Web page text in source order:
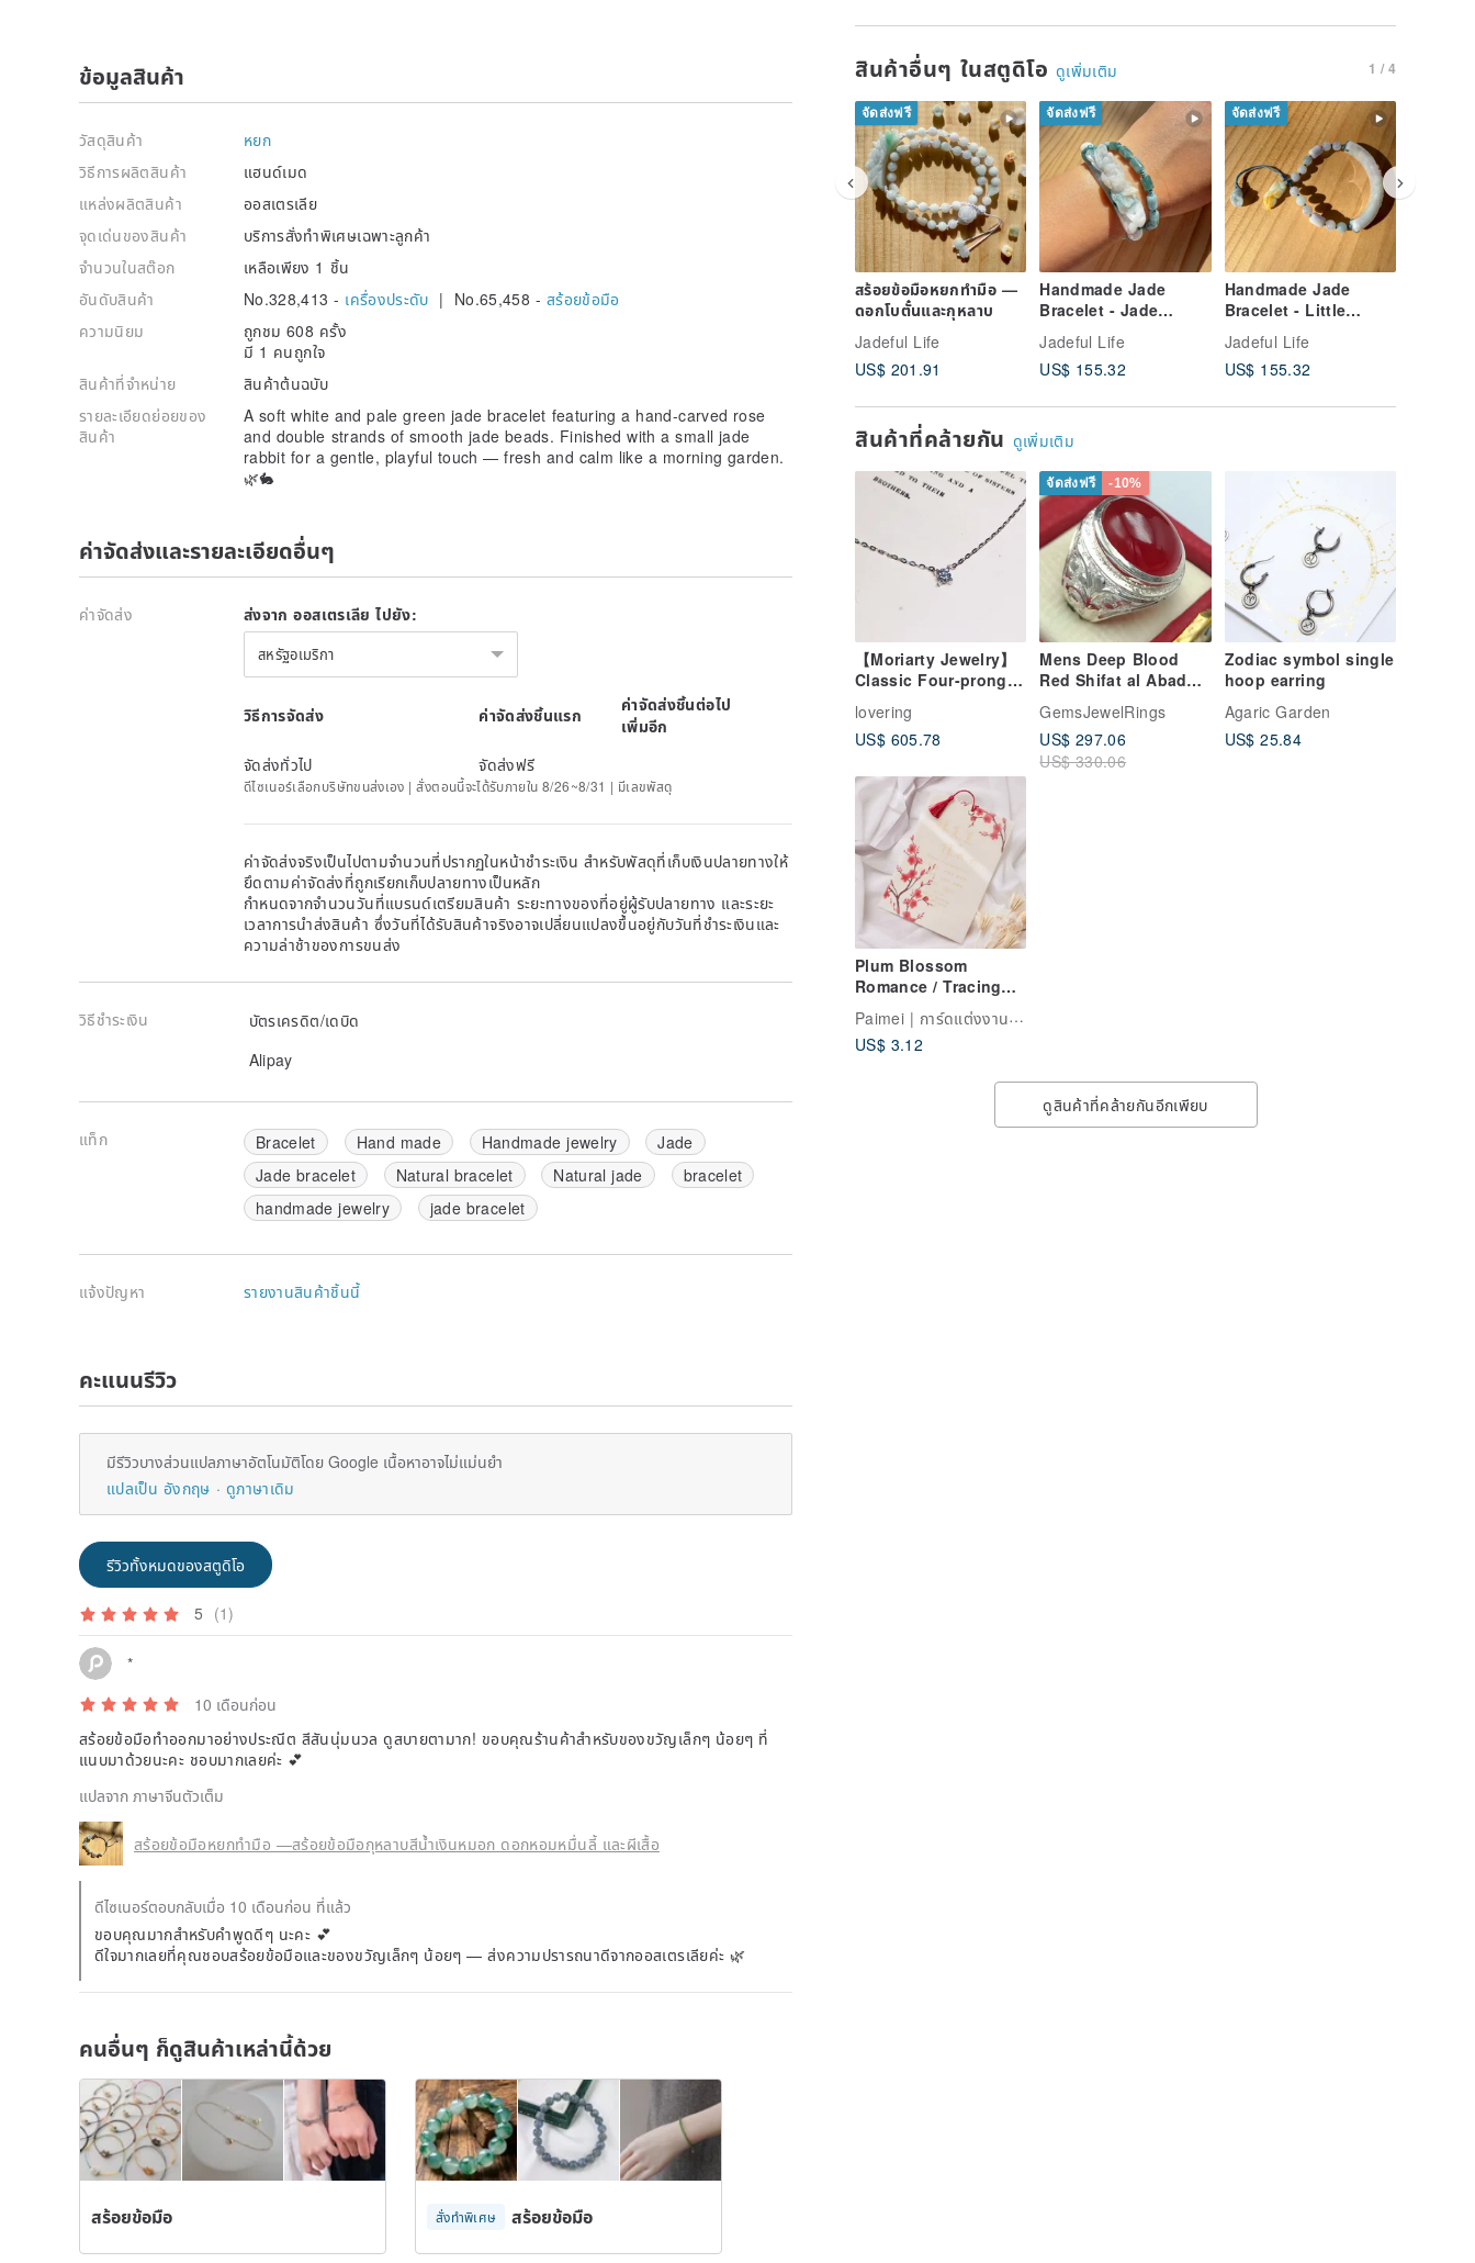
สินค้าอื่นๆ ในสตูดิโอ ดูเพิ่มเติม 1 / 4
จัดส่งฟรี
สร้อยข้อมือหยกทำมือ —
ดอกโบตั๋นและกุหลาบ
Jadeful Life
US$ 201.91
จัดส่งฟรี
Handmade Jade
Bracelet - Jade
Shadow Peony -
Double Wrap Bracelet
Jadeful Life
US$ 155.32
จัดส่งฟรี
Handmade Jade
Bracelet - Little
Goldfish in Lilac
Light
Jadeful Life
US$ 155.32
สินค้าที่คล้ายกัน ดูเพิ่มเติม
【Moriarty Jewelry】
Classic Four-prong -
Round Diamond -
14K White Gold
Necklace
lovering
US$ 605.78
จัดส่งฟรี -10%
Mens Deep Blood
Red Shifat al Abad
Yemeni Aqeeq Ring
Aqeeq agate Ring
Akik Ring
GemsJewelRings
US$ 297.06
US$ 330.06
Zodiac symbol single
hoop earring
Agaric Garden
US$ 25.84
Plum Blossom
Romance / Tracing
Design Wedding
Invitation 10010
Paimei | การ์ดแต่งงานและงานดีไซน์
US$ 3.12
ดูสินค้าที่คล้ายกันอีกเพียบ
ข้อมูลสินค้า
วัสดุสินค้า
หยก
วิธีการผลิตสินค้า
แฮนด์เมด
แหล่งผลิตสินค้า
ออสเตรเลีย
จุดเด่นของสินค้า
บริการสั่งทำพิเศษเฉพาะลูกค้า
จำนวนในสต๊อก
เหลือเพียง 1 ชิ้น
อันดับสินค้า
No.328,413 - เครื่องประดับ | No.65,458 - สร้อยข้อมือ
ความนิยม
ถูกชม 608 ครั้ง
มี 1 คนถูกใจ
สินค้าที่จำหน่าย
สินค้าต้นฉบับ
รายละเอียดย่อยของ
สินค้า
A soft white and pale green jade bracelet featuring a hand-carved rose
and double strands of smooth jade beads. Finished with a small jade
rabbit for a gentle, playful touch — fresh and calm like a morning garden.
🌿🐇
ค่าจัดส่งและรายละเอียดอื่นๆ
ค่าจัดส่ง ส่งจาก ออสเตรเลีย ไปยัง:
สหรัฐอเมริกา
วิธีการจัดส่ง ค่าจัดส่งชิ้นแรก
ค่าจัดส่งชิ้นต่อไป
เพิ่มอีก
จัดส่งทั่วไป
จัดส่งฟรี
ดีไซเนอร์เลือกบริษัทขนส่งเอง | สั่งตอนนี้จะได้รับภายใน 8/26~8/31 | มีเลขพัสดุ
ค่าจัดส่งจริงเป็นไปตามจำนวนที่ปรากฏในหน้าชำระเงิน สำหรับพัสดุที่เก็บเงินปลายทางให้
ยึดตามค่าจัดส่งที่ถูกเรียกเก็บปลายทางเป็นหลัก
กำหนดจากจำนวนวันที่แบรนด์เตรียมสินค้า ระยะทางของที่อยู่ผู้รับปลายทาง และระยะ
เวลาการนำส่งสินค้า ซึ่งวันที่ได้รับสินค้าจริงอาจเปลี่ยนแปลงขึ้นอยู่กับวันที่ชำระเงินและ
ความล่าช้าของการขนส่ง
วิธีชำระเงิน
บัตรเครดิต/เดบิด
Alipay
แท็ก Bracelet Hand made Handmade jewelry
Jade
Jade bracelet
Natural bracelet Natural jade
bracelet
handmade jewelry
jade bracelet
แจ้งปัญหา รายงานสินค้าชิ้นนี้
คะแนนรีวิว
มีรีวิวบางส่วนแปลภาษาอัตโนมัติโดย Google เนื้อหาอาจไม่แม่นยำ
แปลเป็น อังกฤษ
ดูภาษาเดิม
รีวิวทั้งหมดของสตูดิโอ
5 (1)
*
10 เดือนก่อน
สร้อยข้อมือทำออกมาอย่างประณีต สีสันนุ่มนวล ดูสบายตามาก! ขอบคุณร้านค้าสำหรับของขวัญเล็กๆ น้อยๆ ที่
แนบมาด้วยนะคะ ชอบมากเลยค่ะ 💕
แปลจาก ภาษาจีนตัวเต็ม
สร้อยข้อมือหยกทำมือ —สร้อยข้อมือกุหลาบสีน้ำเงินหมอก ดอกหอมหมื่นลี้ และผีเสื้อ
ดีไซเนอร์ตอบกลับเมื่อ 10 เดือนก่อน ที่แล้ว
ขอบคุณมากสำหรับคำพูดดีๆ นะคะ 💕
ดีใจมากเลยที่คุณชอบสร้อยข้อมือและของขวัญเล็กๆ น้อยๆ — ส่งความปรารถนาดีจากออสเตรเลียค่ะ 🌿
คนอื่นๆ ก็ดูสินค้าเหล่านี้ด้วย
สร้อยข้อมือ สั่งทำพิเศษ สร้อยข้อมือ